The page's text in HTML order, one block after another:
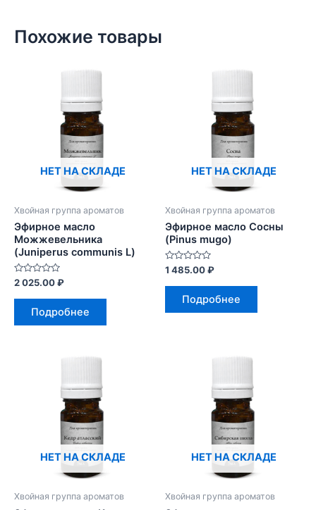
Похожие товары
НЕТ НА СКЛАДЕ
Хвойная группа ароматов
Эфирное масло
Можжевельника
(Juniperus communis L)
Оценка
из
2 025.00₽
Подробнее
НЕТ НА СКЛАДЕ
Хвойная группа ароматов
Эфирное масло Сосны
(Pinus mugo)
Оценка
из
1 485.00₽
Подробнее
НЕТ НА СКЛАДЕ
Хвойная группа ароматов
НЕТ НА СКЛАДЕ
Хвойная группа ароматов